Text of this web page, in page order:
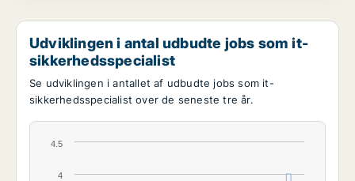
Udviklingen i antal udbudte jobs som it-
sikkerhedsspecialist
Se udviklingen i antallet af udbudte jobs som it-
sikkerhedsspecialist over de seneste tre år.
4
4.5